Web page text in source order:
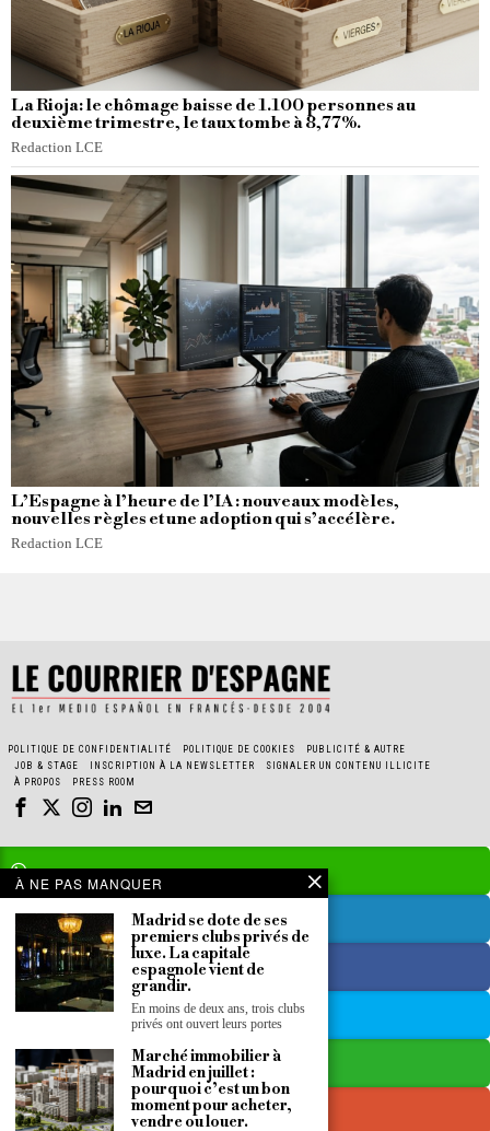
La Rioja: le chômage baisse de 1.100 personnes au
deuxième trimestre, le taux tombe à 8,77%.
Redaction LCE
L’Espagne à l’heure de l’IA : nouveaux modèles,
nouvelles règles et une adoption qui s’accélère.
Redaction LCE
POLITIQUE DE CONFIDENTIALITÉ POLITIQUE DE COOKIES
PUBLICITÉ & AUTRE
JOB & STAGE
INSCRIPTION À LA NEWSLETTER
SIGNALER UN CONTENU ILLICITE
À PROPOS
PRESS ROOM
À NE PAS MANQUER
Madrid se dote de ses
premiers clubs privés de
luxe. La capitale
espagnole vient de
grandir.
En moins de deux ans, trois clubs
privés ont ouvert leurs portes
Marché immobilier à
Madrid en juillet :
pourquoi c’est un bon
moment pour acheter,
vendre ou louer.